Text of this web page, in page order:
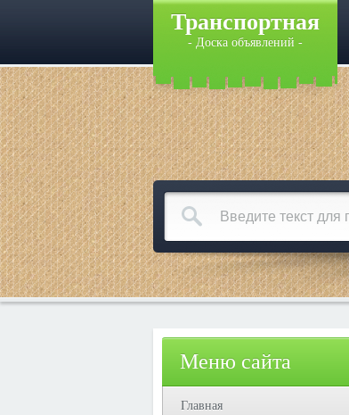
Транспортная
- Доска объявлений -
Меню сайта
Главная